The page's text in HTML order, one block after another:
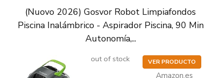
(Nuovo 2026) Gosvor Robot Limpiafondos
Piscina Inalámbrico - Aspirador Piscina, 90 Min
Autonomía,...
out of stock VER PRODUCTO
Amazon.es